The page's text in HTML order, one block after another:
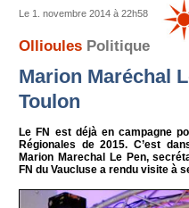
Le 1. novembre 2014 à 22h58
Ollioules Politique
Marion Maréchal
Toulon
Le FN est déjà en campagne
Régionales de 2015. C’est
Marion Marechal Le Pen,
FN du Vaucluse a rendu visite à